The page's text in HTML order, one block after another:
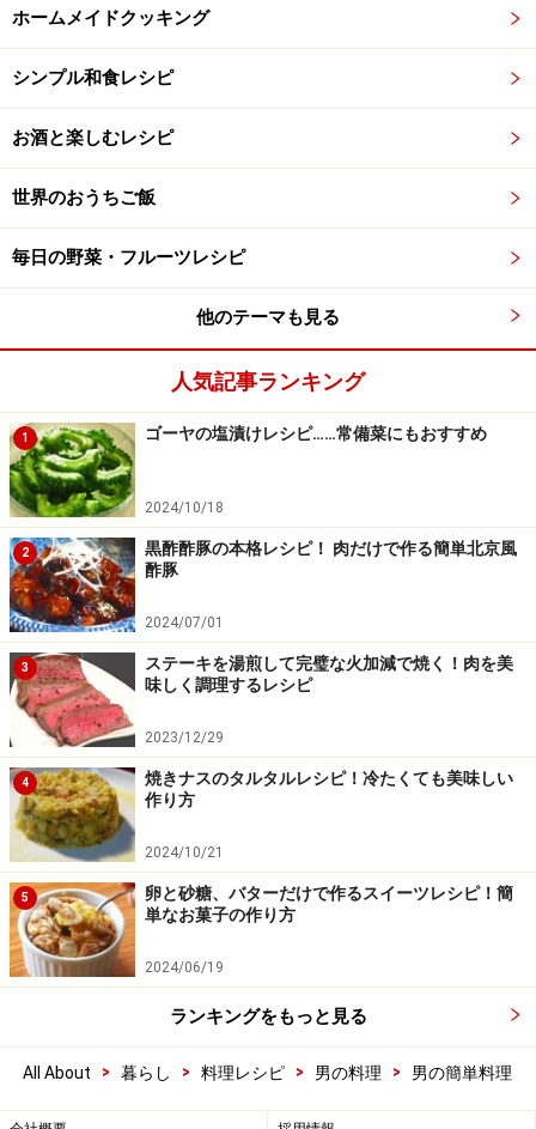
ホームメイドクッキング
シンプル和食レシピ
お酒と楽しむレシピ
世界のおうちご飯
毎日の野菜・フルーツレシピ
他のテーマも見る
人気記事ランキング
1 ゴーヤの塩漬けレシピ……常備菜にもおすすめ
2024/10/18
2
黒酢酢豚の本格レシピ！ 肉だけで作る簡単北京風
酢豚
2024/07/01
3
ステーキを湯煎して完璧な火加減で焼く！肉を美
味しく調理するレシピ
2023/12/29
4
焼きナスのタルタルレシピ！冷たくても美味しい
作り方
2024/10/21
5
卵と砂糖、バターだけで作るスイーツレシピ！簡
単なお菓子の作り方
2024/06/19
ランキングをもっと見る
All About > 暮らし > 料理レシピ > 男の料理 > 男の簡単料理